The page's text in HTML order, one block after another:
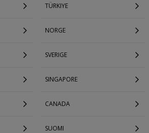
TÜRKIYE
NORGE
SVERIGE
SINGAPORE
CANADA
SUOMI